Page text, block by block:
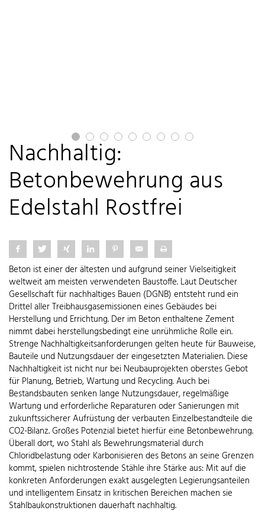
Nachhaltig:
Betonbewehrung aus
Edelstahl Rostfrei
Beton ist einer der ältesten und aufgrund seiner Vielseitigkeit
weltweit am meisten verwendeten Baustoffe. Laut Deutscher
Gesellschaft für nachhaltiges Bauen (DGNB) entsteht rund ein
Drittel aller Treibhausgasemissionen eines Gebäudes bei
Herstellung und Errichtung. Der im Beton enthaltene Zement
nimmt dabei herstellungsbedingt eine unrühmliche Rolle ein.
Strenge Nachhaltigkeitsanforderungen gelten heute für Bauweise,
Bauteile und Nutzungsdauer der eingesetzten Materialien. Diese
Nachhaltigkeit ist nicht nur bei Neubauprojekten oberstes Gebot
für Planung, Betrieb, Wartung und Recycling. Auch bei
Bestandsbauten senken lange Nutzungsdauer, regelmäßige
Wartung und erforderliche Reparaturen oder Sanierungen mit
zukunftssicherer Aufrüstung der verbauten Einzelbestandteile die
CO2-Bilanz. Großes Potenzial bietet hierfür eine Betonbewehrung.
Überall dort, wo Stahl als Bewehrungsmaterial durch
Chloridbelastung oder Karbonisieren des Betons an seine Grenzen
kommt, spielen nichtrostende Stähle ihre Stärke aus: Mit auf die
konkreten Anforderungen exakt ausgelegten Legierungsanteilen
und intelligentem Einsatz in kritischen Bereichen machen sie
Stahlbaukonstruktionen dauerhaft nachhaltig.